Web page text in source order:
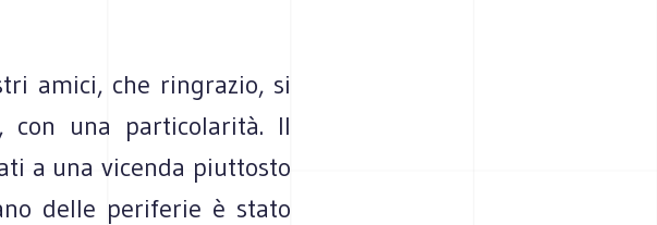
amici, che ringrazio, si
con una particolarità. Il
a una vicenda piuttosto
delle periferie è stato